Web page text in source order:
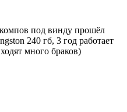
под винду прошёл
240 гб, 3 год работает
много браков)